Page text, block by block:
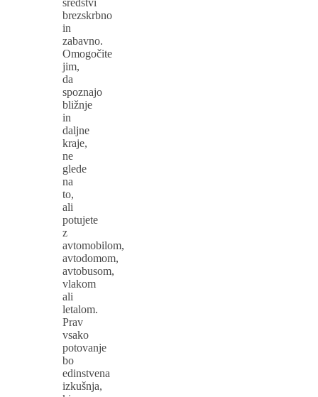
brezskrbno
in
zabavno.
Omogočite
jim,
da
spoznajo
bližnje
in
daljne
kraje,
ne
glede
na
to,
ali
potujete
z
avtomobilom,
avtodomom,
avtobusom,
vlakom
ali
letalom.
Prav
vsako
potovanje
bo
edinstvena
izkušnja,